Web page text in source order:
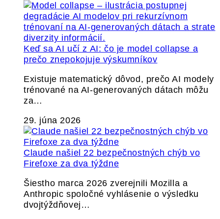
Keď sa AI učí z AI: čo je model collapse a
prečo znepokojuje výskumníkov
Existuje matematický dôvod, prečo AI modely
trénované na AI-generovaných dátach môžu
za…
29. júna 2026
Claude našiel 22 bezpečnostných chýb vo
Firefoxe za dva týždne
Šiestho marca 2026 zverejnili Mozilla a
Anthropic spoločné vyhlásenie o výsledku
dvojtýždňovej…